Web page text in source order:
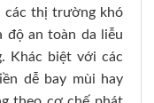
các thị trường khó
an toàn da liễu
Khác biệt với các
dễ bay mùi hay